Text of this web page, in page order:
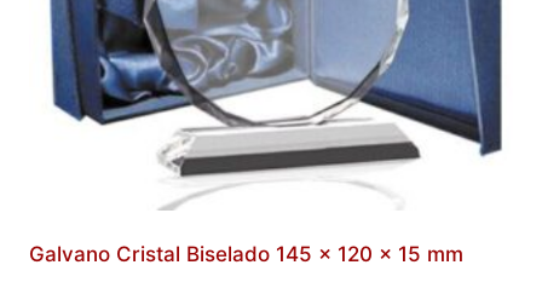
Galvano Cristal Biselado 145 x 120 x 15 mm